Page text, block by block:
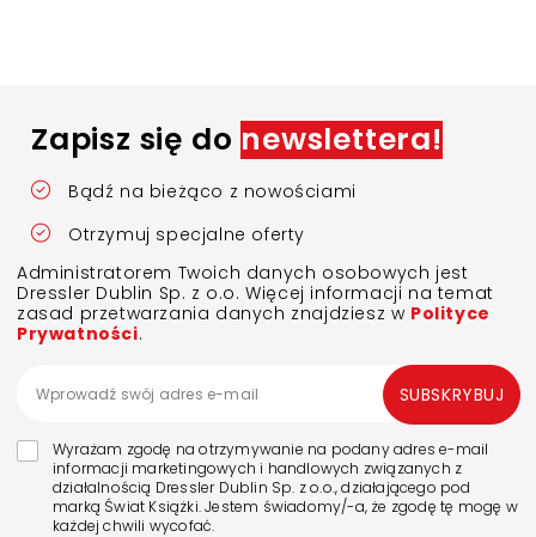
Zapisz się do newslettera!
Bądź na bieżąco z nowościami
Otrzymuj specjalne oferty
Administratorem Twoich danych osobowych jest
Dressler Dublin Sp. z o.o. Więcej informacji na temat
zasad przetwarzania danych znajdziesz w Polityce
Prywatności.
Wyrażam zgodę na otrzymywanie na podany adres e-mail
informacji marketingowych i handlowych związanych z
działalnością Dressler Dublin Sp. z o.o., działającego pod
marką Świat Książki. Jestem świadomy/-a, że zgodę tę mogę w
każdej chwili wycofać.
SUBSKRYBUJ